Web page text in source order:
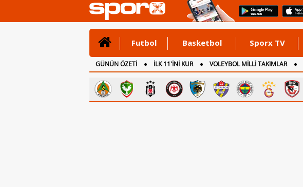
Futbol Basketbol Sporx TV
GÜNÜN ÖZETİ İLK 11'İNİ KUR VOLEYBOL MİLLİ TAKIMLAR
CANLI ANLATIM
İNGİLTERE